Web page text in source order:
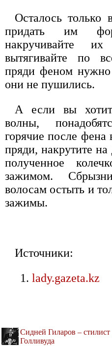
Осталось только
придать им
накручивайте
вытягивайте по
пряди феном нужно
они не пушились.
А если вы
волны,
горячие после фена
пряди, накрутите
полученное
зажимом.
волосам остыть и
зажимы.
Источники:
lady.gazeta.kz
Сидней Гиларов –
Голливуда